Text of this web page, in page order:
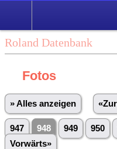
Roland Datenbank
Fotos
» Alles anzeigen
947 948 949 950
Vorwärts»